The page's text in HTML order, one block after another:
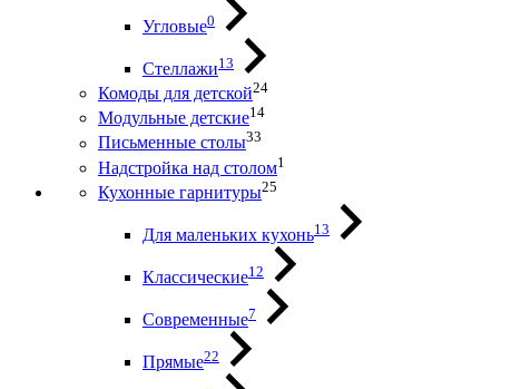
Угловые0
Стеллажи13
Комоды для детской24
Модульные детские14
Письменные столы33
Надстройка над столом1
Кухонные гарнитуры25
Для маленьких кухонь13
Классические12
Современные7
Прямые22